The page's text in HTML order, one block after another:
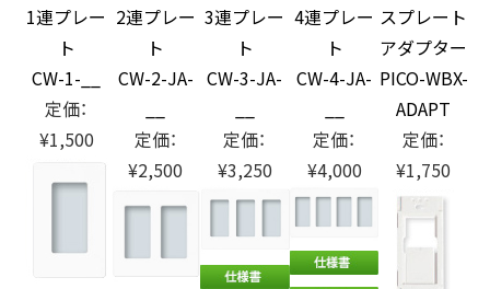
1連プレー
ト
CW-1-__
定価：
¥1,500
2連プレー
ト
CW-2-JA-
定価：
¥2,500
3連プレー
ト
CW-3-JA-
定価：
¥3,250
4連プレー
ト
CW-4-JA-
定価：
¥4,000
スプレート
アダプター
PICO-WBX-
ADAPT
定価：
¥1,750